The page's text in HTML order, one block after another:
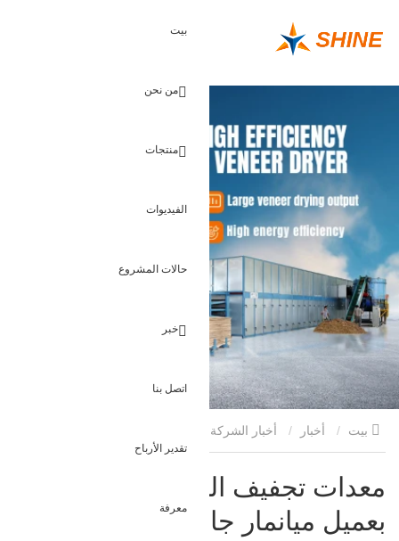
بيت
من نحن
منتجات
الفيديوات
حالات المشروع
خبر
اتصل بنا
تقدير الأرباح
معرفة
أخبار أخبار الشركة
بعميل ميانمار جاهزة للشحن
معدات تجفيف القشرة الخاصة
بعميل ميانمار جاهزة للشحن